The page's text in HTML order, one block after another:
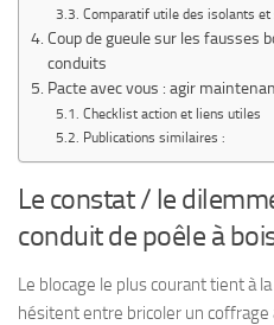
Comparatif utile des isolants
Coup de gueule sur les fausses
conduits
Pacte avec vous : agir
Checklist action et liens utiles
Publications similaires :
Le constat / le
conduit de poêle à
Le blocage le plus courant tient à
hésitent entre bricoler un coffrage